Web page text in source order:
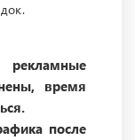
время
после